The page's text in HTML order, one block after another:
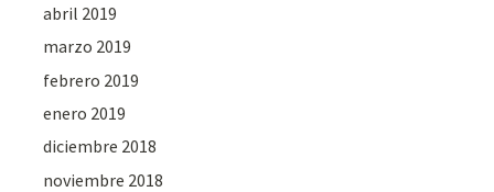
abril 2019
marzo 2019
febrero 2019
enero 2019
diciembre 2018
noviembre 2018